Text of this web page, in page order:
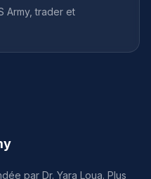
Army, trader et
par Dr. Yara Loua. Plus